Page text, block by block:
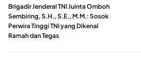
Brigadir Jenderal TNI Juinta Omboh
Sembiring, S.H., S.E., M.M.: Sosok
Perwira Tinggi TNI yang Dikenal
Ramah dan Tegas